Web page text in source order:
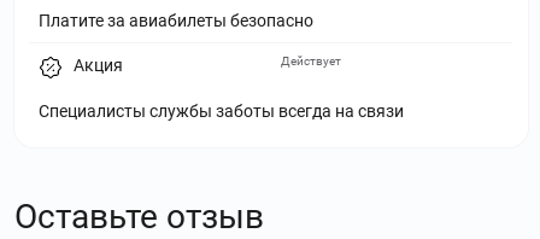
Платите за авиабилеты безопасно
Акция
Специалисты службы заботы всегда на связи
Действует
Оставьте отзыв